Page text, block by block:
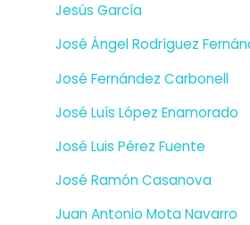
Jesús García
José Ángel Rodríguez
José Fernández Carbonell
José Luís López Enamorado
José Luis Pérez Fuente
José Ramón Casanova
Juan Antonio Mota Navarro